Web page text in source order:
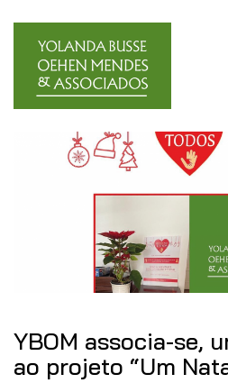
YBOM associa-se,
ao projeto “Um